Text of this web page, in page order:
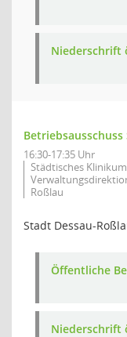
Niederschrift
16:30-17:35 Uhr
Städtisches
Roßlau
Stadt Dessau-
Öffentliche
Niederschrift